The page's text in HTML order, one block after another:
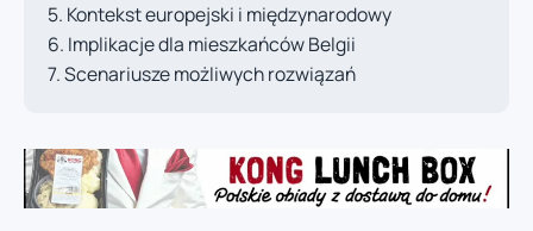
Kontekst europejski i międzynarodowy
Implikacje dla mieszkańców Belgii
Scenariusze możliwych rozwiązań